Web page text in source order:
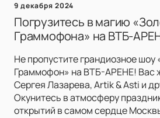
9 декабря 2024
Погрузитесь в магию
Граммофона» на ВТБ-
Не пропустите грандиозное шоу
Граммофон» на ВТБ-АРЕНЕ! Вас
Сергея Лазарева, Artik & Asti и
Окунитесь в атмосферу
открытий в самом сердце